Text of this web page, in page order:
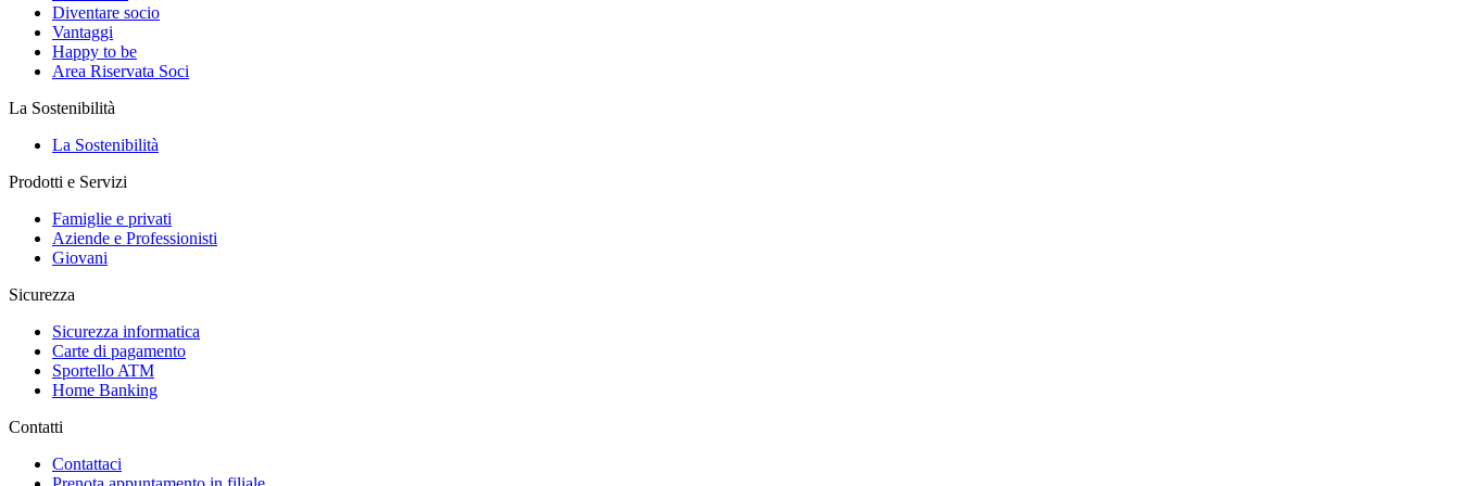
Diventare socio
Vantaggi
Happy to be
Area Riservata Soci
La Sostenibilità
La Sostenibilità
Prodotti e Servizi
Famiglie e privati
Aziende e Professionisti
Giovani
Sicurezza
Sicurezza informatica
Carte di pagamento
Sportello ATM
Home Banking
Contatti
Contattaci